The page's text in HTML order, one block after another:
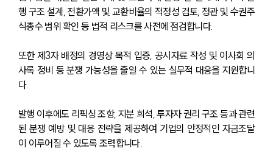
행 구조 설계, 전환가액 및 교환비율의 적정성 검토, 정관 및 수권주
식총수 범위 확인 등 법적 리스크를 사전에 점검합니다.
또한 제3자 배정의 경영상 목적 입증, 공시자료 작성 및 이사회 의
사록 정비 등 분쟁 가능성을 줄일 수 있는 실무적 대응을 지원합니
다.
발행 이후에도 리픽싱 조항, 지분 희석, 투자자 권리 구조 등과 관련
된 분쟁 예방 및 대응 전략을 제공하여 기업의 안정적인 자금조달
이 이루어질 수 있도록 조력합니다.